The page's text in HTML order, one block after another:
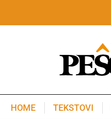
HOME TEKSTOVI